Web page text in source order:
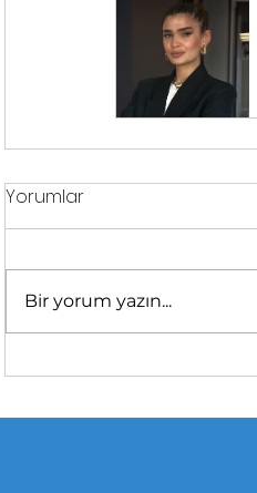
Yorumlar
Bir yorum yazın...